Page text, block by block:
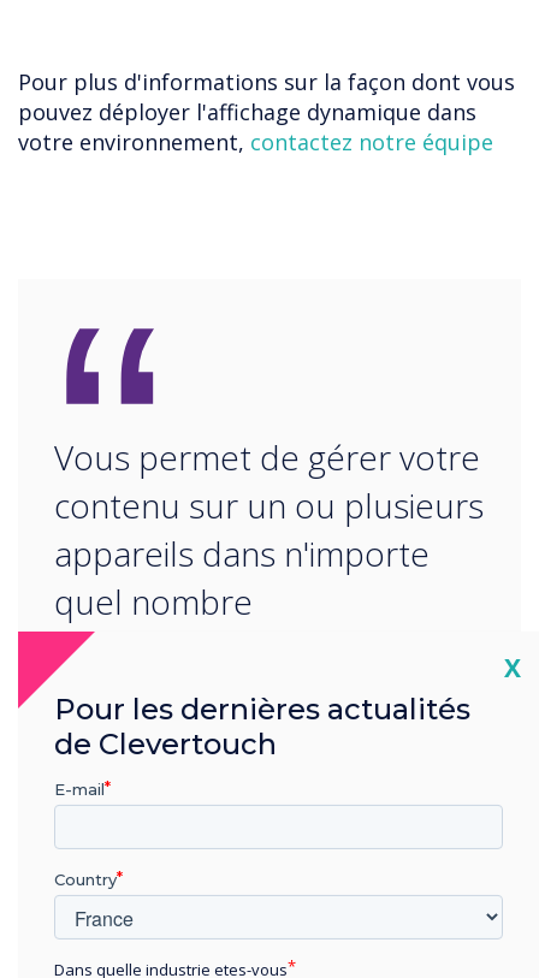
Pour plus d'informations sur la façon dont vous
pouvez déployer l'affichage dynamique dans
votre environnement, contactez notre équipe
“
Vous permet de gérer votre
contenu sur un ou plusieurs
appareils dans n'importe
quel nombre
d'emplacements à partir
d'une plateforme cloud
centrale, en gardant votre
contenu frais et pertinent.
X
Pour les dernières actualités
de Clevertouch
E-mail
Country
Dans quelle industrie etes-vous